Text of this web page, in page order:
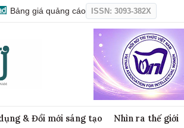
Bảng giá quảng cáo ISSN: 3093-382X
& Đổi mới sáng tạo Nhìn ra thế giới